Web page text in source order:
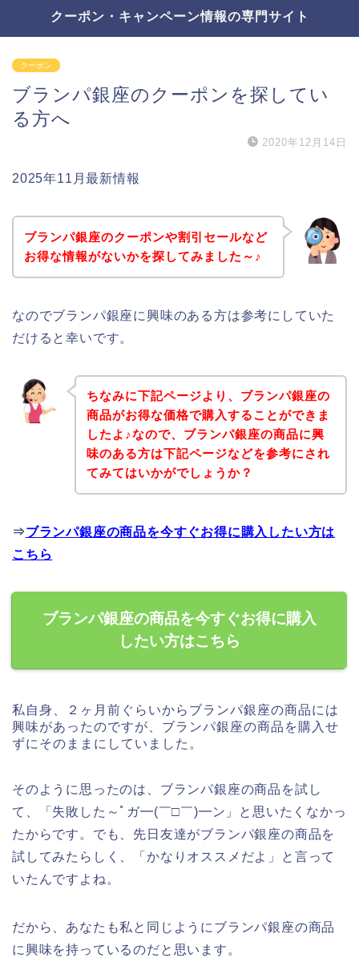
クーポン・キャンペーン情報の専門サイト
クーポン
ブランパ銀座のクーポンを探してい
る方へ
2020年12月14日
2025年11月最新情報
ブランパ銀座のクーポンや割引セールなど
お得な情報がないかを探してみました～♪
なのでブランパ銀座に興味のある方は参考にしていた
だけると幸いです。
ちなみに下記ページより、ブランパ銀座の
商品がお得な価格で購入することができま
したよ♪なので、ブランパ銀座の商品に興
味のある方は下記ページなどを参考にされ
てみてはいかがでしょうか？
⇒ブランパ銀座の商品を今すぐお得に購入したい方は
こちら
ブランパ銀座の商品を今すぐお得に購入
したい方はこちら
私自身、２ヶ月前ぐらいからブランパ銀座の商品には
興味があったのですが、ブランパ銀座の商品を購入せ
ずにそのままにしていました。
そのように思ったのは、ブランパ銀座の商品を試し
て、「失敗した～ﾟガ━(￣□￣)━ン」と思いたくなかっ
たからです。でも、先日友達がブランパ銀座の商品を
試してみたらしく、「かなりオススメだよ」と言って
いたんですよね。
だから、あなたも私と同じようにブランパ銀座の商品
に興味を持っているのだと思います。